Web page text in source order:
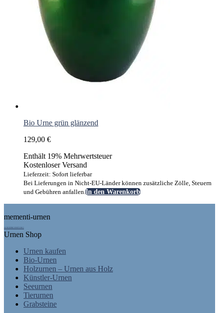
Bio Urne grün glänzend
129,00 €
Enthält 19% Mehrwertsteuer
Kostenloser Versand
Lieferzeit: Sofort lieferbar
Bei Lieferungen in Nicht-EU-Länder können zusätzliche Zölle, Steuern
und Gebühren anfallen.In den Warenkorb
mementi-urnen
AUSGEZEICHNET.ORG
Urnen Shop
Urnen kaufen
Bio-Urnen
Holzurnen – Urnen aus Holz
Künstler-Urnen
Seeurnen
Tierurnen
Grabsteine